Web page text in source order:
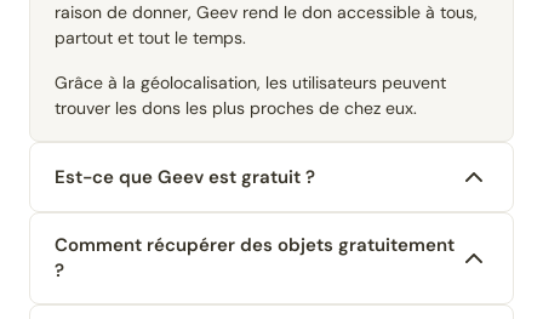
raison de donner, Geev rend le don accessible à tous,
partout et tout le temps.
Grâce à la géolocalisation, les utilisateurs peuvent
trouver les dons les plus proches de chez eux.
Est-ce que Geev est gratuit ?
Comment récupérer des objets gratuitement
?